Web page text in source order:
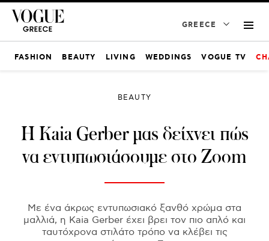
GREECE
FASHION BEAUTY LIVING WEDDINGS VOGUE TV
BEAUTY
H Kaia Gerber μας δείχνει πώς
να εντυπωσιάσουμε στο Zoom
Mε ένα άκρως εντυπωσιακό ξανθό χρώμα στα
μαλλιά, η Kaia Gerber έχει βρει τον πιο απλό και
ταυτόχρονα στιλάτο τρόπο να κλέβει τις